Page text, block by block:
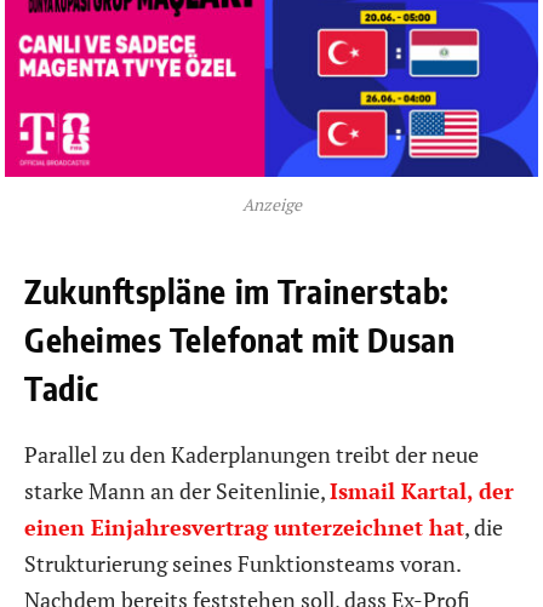
Anzeige
Zukunftspläne im Trainerstab:
Geheimes Telefonat mit Dusan
Tadic
Parallel zu den Kaderplanungen treibt der neue
starke Mann an der Seitenlinie,Ismail Kartal, der
einen Einjahresvertrag unterzeichnet hat, die
Strukturierung seines Funktionsteams voran.
Nachdem bereits feststehen soll, dass Ex-Profi